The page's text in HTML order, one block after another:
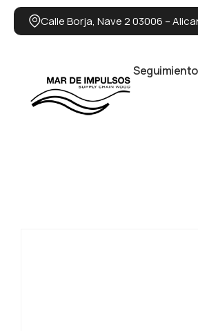
Calle Borja, Nave 2 03006 –
Seguimiento